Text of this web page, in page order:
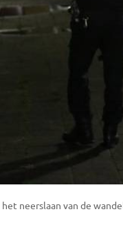
neerslaan van de